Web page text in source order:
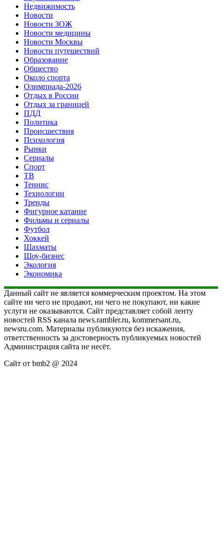
Недвижимость
Новости
Новости ЗОЖ
Новости медицины
Новости Москвы
Новости путешествий
Образование
Общество
Около спорта
Олимпиада-2026
Отдых в России
Отдых за границей
ПДД
Политика
Происшествия
Психология
Рынки
Сериалы
Спорт
ТВ
Теннис
Технологии
Тренды
Фигурное катание
Фильмы и сериалы
Футбол
Хоккей
Шахматы
Шоу-бизнес
Экология
Экономика
Данный сайт не является коммерческим проектом. На этом
сайте ни чего не продают, ни чего не покупают, ни какие
услуги не оказываются. Сайт представляет собой ленту
новостей RSS канала news.rambler.ru, kommersant.ru,
newsru.com. Материалы публикуются без искажения,
ответственность за достоверность публикуемых новостей
Администрация сайта не несёт.
Сайт от bmb2 @ 2024